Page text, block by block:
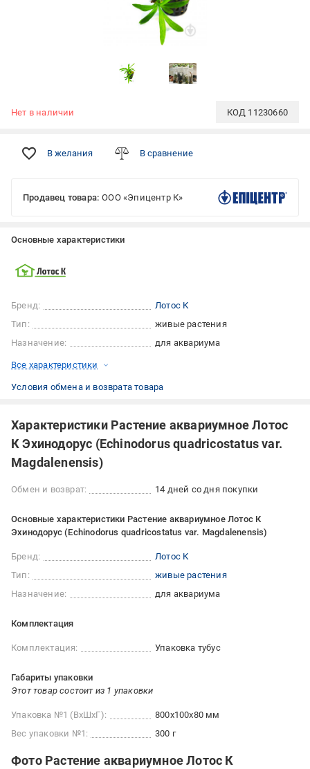
Нет в наличии КОД 11230660
В желания В сравнение
Продавец товара: ООО «Эпицентр К»
Основные характеристики
Бренд:
Лотос К
Тип:
живые растения
Назначение:
для аквариума
Все характеристики
Условия обмена и возврата товара
Характеристики Растение аквариумное Лотос
К Эхинодорус (Echinodorus quadricostatus var.
Magdalenensis)
Обмен и возврат: 14 дней со дня покупки
Основные характеристики Растение аквариумное Лотос К
Эхинодорус (Echinodorus quadricostatus var. Magdalenensis)
Бренд:
Лотос К
Тип:
живые растения
Назначение:
для аквариума
Комплектация
Комплектация: Упаковка тубус
Габариты упаковки
Этот товар состоит из 1 упаковки
Упаковка №1 (ВхШхГ):
800x100x80 мм
Вес упаковки №1:
300 г
Фото Растение аквариумное Лотос К